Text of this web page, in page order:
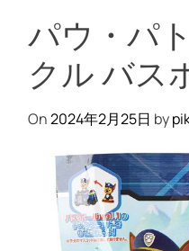
パウ・パ
クル バス
On2024年2月25日 by